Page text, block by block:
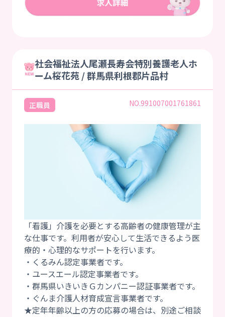
社会福祉法人尾瀬長寿会特別養護老人ホ
ーム桜花苑 / 群馬県利根郡片品村
正職員 NO.991007001761861
「看護」介護を必要とする高齢者の健康管理が主
な仕事です。利用者が安心して生活できるよう医
療的・心理的なサポートを行います。
・くるみん認定事業者です。
・ユースエール認定事業者です。
・群馬県いきいきＧカンパニー認証事業者です。
・ぐんま介護人材育成宣言事業者です。
★定年年齢以上の方の応募の場合は、別途ご相談